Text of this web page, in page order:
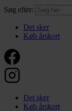
Søg efter:
Det sker
Køb årskort
Det sker
Køb årskort